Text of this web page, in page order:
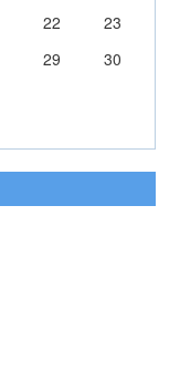
22
23
29
30